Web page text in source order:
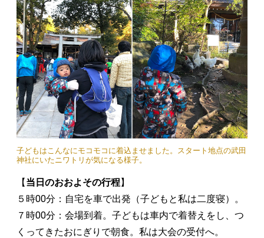
子どもはこんなにモコモコに着込ませました。スタート地点の武田
神社にいたニワトリが気になる様子。
【当日のおおよその行程】
５時00分：自宅を車で出発（子どもと私は二度寝）。
７時00分：会場到着。子どもは車内で着替えをし、つ
くってきたおにぎりで朝食。私は大会の受付へ。